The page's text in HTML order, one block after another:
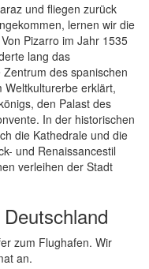
und fliegen zurück
lernen wir die
Pizarro im Jahr 1535
lang das
des spanischen
Weltkulturerbe erklärt,
den Palast des
In der historischen
die Kathedrale und die
und Renaissancestil
verleihen der Stadt
zum Flughafen. Wir
an.